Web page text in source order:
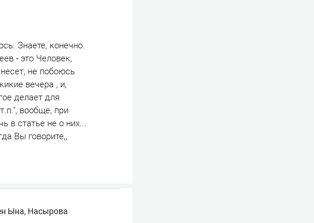
Знаете, конечно.
- это Человек,
не побоюсь
вечера , и,
делает для
вообще, при
в статье не о них...
Вы говорите,,
Ына, Насырова